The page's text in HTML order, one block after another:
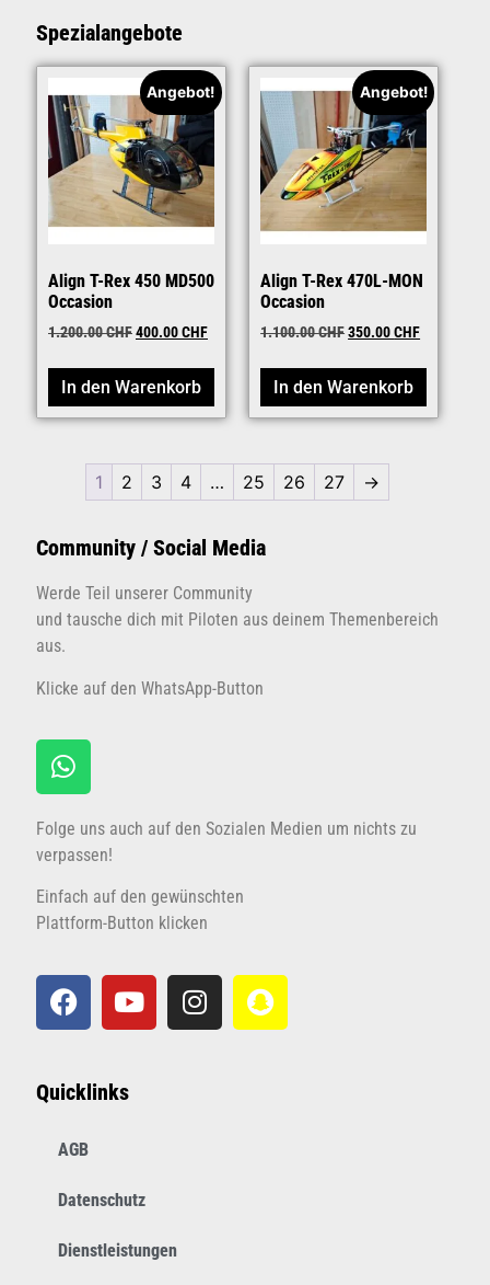
Spezialangebote
Angebot!
Align T-Rex 450 MD500
Occasion
1.200.00CHF400.00CHF
In den Warenkorb
Angebot!
Align T-Rex 470L-MON
Occasion
1.100.00CHF350.00CHF
In den Warenkorb
1 2 3 4 … 25 26 27 →
Community / Social Media
Werde Teil unserer Community
und tausche dich mit Piloten aus deinem Themenbereich
aus.
Klicke auf den WhatsApp-Button
Folge uns auch auf den Sozialen Medien um nichts zu
verpassen!
Einfach auf den gewünschten
Plattform-Button klicken
Quicklinks
AGB
Datenschutz
Dienstleistungen